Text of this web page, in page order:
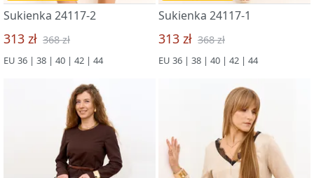
Sukienka 24117-2
313 zł 368 zł
EU 36 | 38 | 40 | 42 | 44
Sukienka 24117-1
313 zł 368 zł
EU 36 | 38 | 40 | 42 | 44